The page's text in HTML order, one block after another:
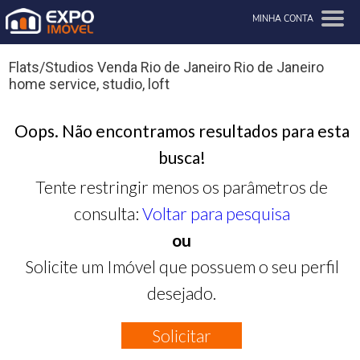
MINHA CONTA
Flats/Studios Venda Rio de Janeiro Rio de Janeiro
home service, studio, loft
Oops. Não encontramos resultados para esta
busca!
Tente restringir menos os parâmetros de
consulta: Voltar para pesquisa
ou
Solicite um Imóvel que possuem o seu perfil
desejado.
Solicitar